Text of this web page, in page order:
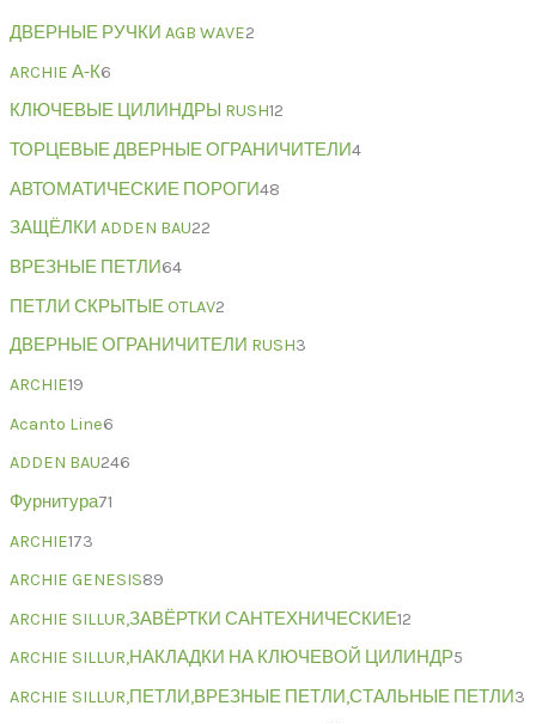
ДВЕРНЫЕ РУЧКИ AGB WAVE2
ARCHIE А-К6
КЛЮЧЕВЫЕ ЦИЛИНДРЫ RUSH12
ТОРЦЕВЫЕ ДВЕРНЫЕ ОГРАНИЧИТЕЛИ4
АВТОМАТИЧЕСКИЕ ПОРОГИ48
ЗАЩЁЛКИ ADDEN BAU22
ВРЕЗНЫЕ ПЕТЛИ64
ПЕТЛИ СКРЫТЫЕ OTLAV2
ДВЕРНЫЕ ОГРАНИЧИТЕЛИ RUSH3
ARCHIE19
Acanto Line6
ADDEN BAU246
Фурнитура71
ARCHIE173
ARCHIE GENESIS89
ARCHIE SILLUR,ЗАВЁРТКИ САНТЕХНИЧЕСКИЕ12
ARCHIE SILLUR,НАКЛАДКИ НА КЛЮЧЕВОЙ ЦИЛИНДР5
ARCHIE SILLUR,ПЕТЛИ,ВРЕЗНЫЕ ПЕТЛИ,СТАЛЬНЫЕ ПЕТЛИ3